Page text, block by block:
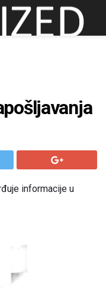
informacije u